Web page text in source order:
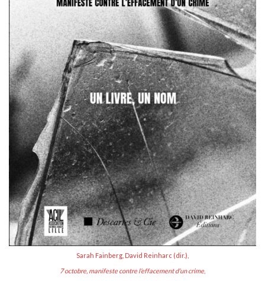
Sarah Fainberg, David Reinharc (dir.),
7 octobre, manifeste contre l’effacement d’un crime,